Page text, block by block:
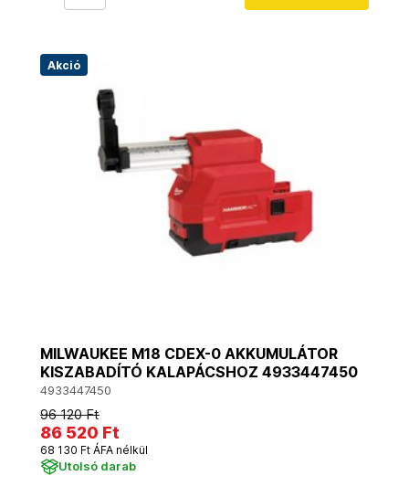
Akció
MILWAUKEE M18 CDEX-0 AKKUMULÁTOR
KISZABADÍTÓ KALAPÁCSHOZ 4933447450
4933447450
96 120 Ft
86 520 Ft
68 130 Ft ÁFA nélkül
Utolsó darab